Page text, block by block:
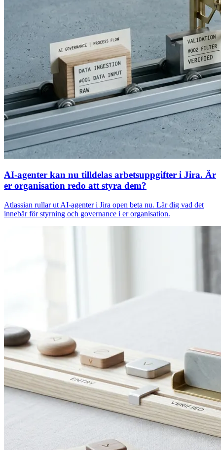
AI-agenter kan nu tilldelas arbetsuppgifter i Jira. Är
er organisation redo att styra dem?
Atlassian rullar ut AI-agenter i Jira open beta nu. Lär dig vad det
innebär för styrning och governance i er organisation.